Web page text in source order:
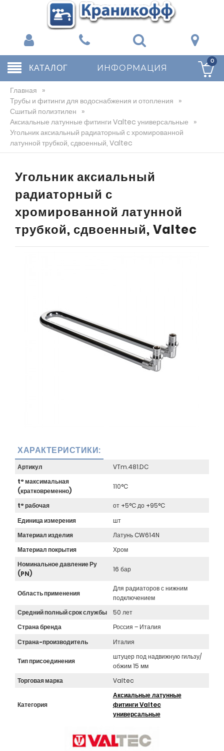
КАТАЛОГ ИНФОРМАЦИЯ
0
Главная »
Трубы и фитинги для водоснабжения и отопления »
Сшитый полиэтилен »
Аксиальные латунные фитинги Valtec универсальные »
Угольник аксиальный радиаторный с хромированной
латунной трубкой, сдвоенный, Valtec
Угольник аксиальный
радиаторный с
хромированной латунной
трубкой, сдвоенный, Valtec
ХАРАКТЕРИСТИКИ:
Артикул
VTm.481.DC
t° максимальная
(кратковременно)
110°C
t° рабочая
от +5°C до +95°C
Единица измерения
шт
Материал изделия
Латунь CW614N
Материал покрытия
Хром
Номинальное давление Ру
(PN)
16 бар
Область применения
Для радиаторов с нижним
подключением
Средний полный срок службы
50 лет
Страна бренда
Россия – Италия
Страна-производитель
Италия
Тип присоединения
штуцер под надвижную гильзу/
обжим 15 мм
Торговая марка
Valtec
Категория
Аксиальные латунные
фитинги Valtec
универсальные